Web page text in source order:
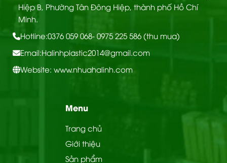
Hiệp B, Phường Tân Đông Hiệp, thành phố Hồ Chí
Minh.
Hotline:0376 059 068- 0975 225 586 (thu mua)
Email:Halinhplastic2014@gmail.com
Website: www.nhuahalinh.com
Menu
Trang chủ
Giới thiệu
Sản phẩm